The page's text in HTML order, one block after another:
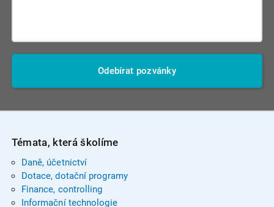
Odebírat pozvánky
Témata, která školíme
Daně, účetnictví
Dotace, dotační programy
Finance, controlling
Informační technologie